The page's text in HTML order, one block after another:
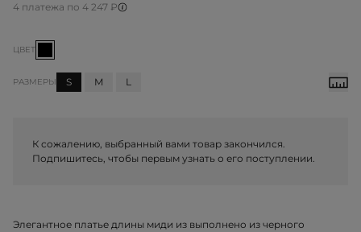
4 платежа по 4 247 ₽
ЦВЕТ
РАЗМЕРЫ S M L
К сожалению, выбранный вами товар закончился.
Подпишитесь, чтобы первым узнать о его поступлении.
Элегантное платье длины миди из выполнено из черного